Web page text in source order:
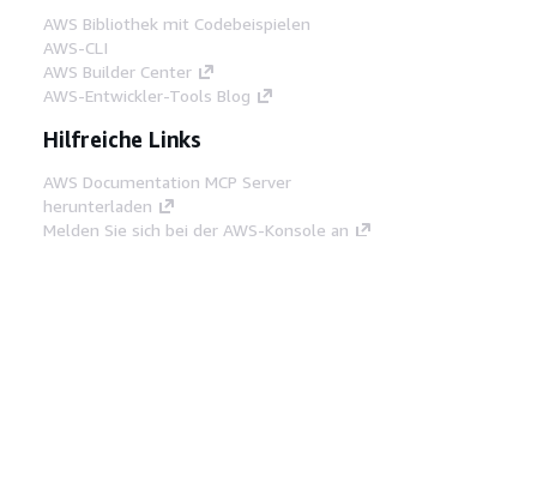
AWS Bibliothek mit Codebeispielen
AWS-CLI
AWS Builder Center
AWS-Entwickler-Tools Blog
Hilfreiche Links
AWS Documentation MCP Server
herunterladen
Melden Sie sich bei der AWS-Konsole an